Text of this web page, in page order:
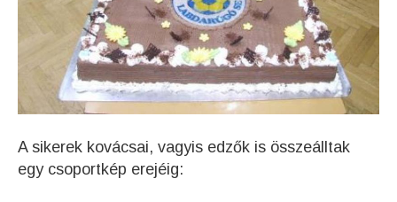
A sikerek kovácsai, vagyis edzők is összeálltak
egy csoportkép erejéig: